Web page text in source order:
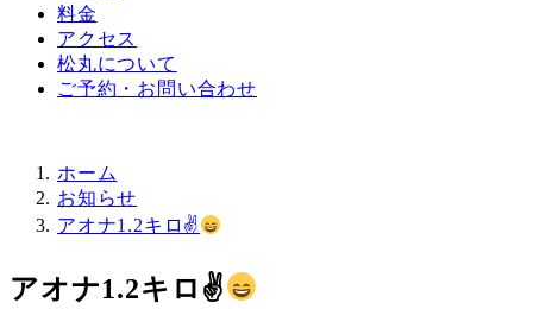
料金
アクセス
松丸について
ご予約・お問い合わせ
ホーム
お知らせ
アオナ1.2キロ✌
アオナ1.2キロ✌